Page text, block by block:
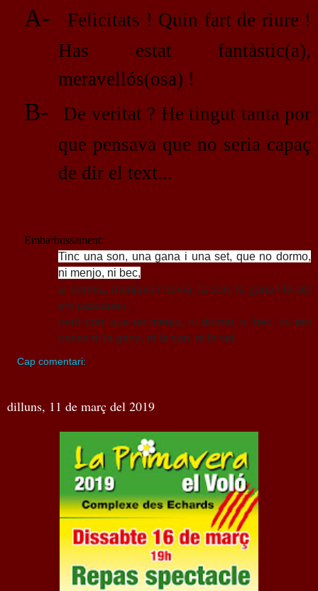
A-
Felicitats ! Quin fart de riure !
Has estat fantàstic(a),
meravellós(osa) !
B-
De veritat ? He tingut tanta por
que pensava que no seria capaç
de dir el text...
Embarbussament:
Tinc una son, una gana i una set, que no dormo,
ni menjo, ni bec,
si dormia, menjava i bevia, la son, la gana i la set
em passarien,
però com que no menjo, ni dormo, ni bec, no em
passa ni la gana, ni la son, ni la set.
Cap comentari:
dilluns, 11 de març del 2019